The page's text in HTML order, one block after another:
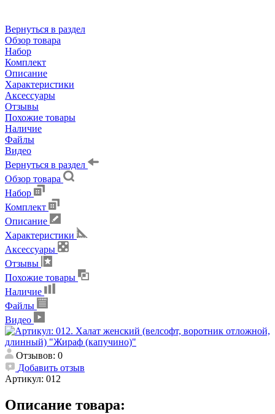
Вернуться в раздел
Обзор товара
Набор
Комплект
Описание
Характеристики
Аксессуары
Отзывы
Похожие товары
Наличие
Файлы
Видео
Вернуться в раздел
Обзор товара
Набор
Комплект
Описание
Характеристики
Аксессуары
Отзывы
Похожие товары
Наличие
Файлы
Видео
Отзывов: 0
Добавить отзыв
Артикул: 012
Описание товара: